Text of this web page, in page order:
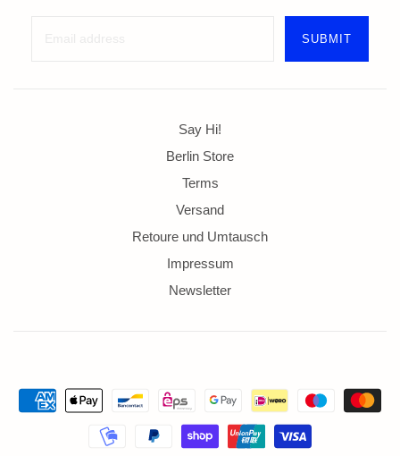
Say Hi!
Berlin Store
Terms
Versand
Retoure und Umtausch
Impressum
Newsletter